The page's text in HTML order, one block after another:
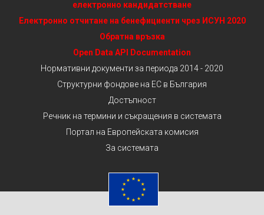
електронно кандидатстване
Електронно отчитане на бенефициенти чрез ИСУН 2020
Обратна връзка
Open Data API Documentation
Нормативни документи за периода 2014 - 2020
Структурни фондове на ЕС в България
Достъпност
Речник на термини и съкращения в системата
Портал на Европейската комисия
За системата